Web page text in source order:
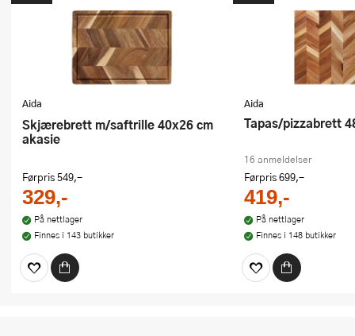
Aida
Skjærebrett m/saftrille 40x26 cm
akasie
Førpris549,-
329,-
På nettlager
Finnes i 143 butikker
Aida
Tapas/pizzabrett
16 anmeldelser
Førpris699,-
419,-
På nettlager
Finnes i 148 butikker